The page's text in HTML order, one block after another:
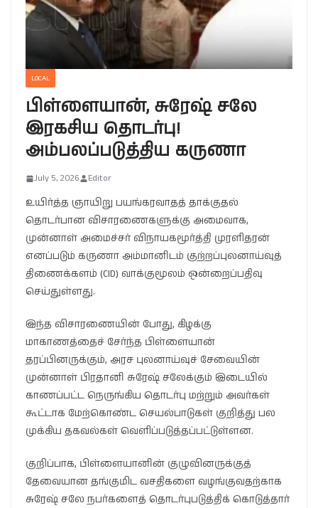
LOCAL
பிள்ளையான், சுரேஷ் சலே
இரகசிய தொடர்பு!
அம்பலப்படுத்திய கருணா
July 5, 2026 Editor
உயிர்த்த ஞாயிறு பயங்கரவாதத் தாக்குதல்
தொடர்பான விசாரணைகளுக்கு அமைவாக,
முன்னாள் அமைச்சர் விநாயகமூர்த்தி முரளிதரன்
எனப்படும் கருணா அம்மானிடம் குற்றப்புலனாய்வுத்
திணைக்களம் (CID) வாக்குமூலம் ஒன்றைப்பதிவு
செய்துள்ளது.
இந்த விசாரணையின் போது, கிழக்கு
மாகாணத்தைச் சேர்ந்த பிள்ளையான்
தரப்பினருக்கும், அரச புலனாய்வுச் சேவையின்
முன்னாள் பிரதானி சுரேஷ் சலேக்கும் இடையில்
காணப்பட்ட நெருங்கிய தொடர்பு மற்றும் அவர்கள்
கூட்டாக மேற்கொண்ட செயல்பாடுகள் குறித்து பல
முக்கிய தகவல்கள் வெளிப்படுத்தப்பட்டுள்ளன.
​குறிப்பாக, பிள்ளையானின் குழுவினருக்குத்
தேவையான தங்குமிட வசதிகளை வழங்குவதற்காக
சுரேஷ் சலே நபர்களைத் தொடர்புபடுத்திக் கொடுத்தார்